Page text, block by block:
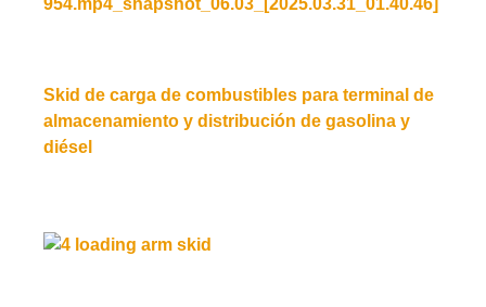
Skid de carga de combustibles para terminal de
almacenamiento y distribución de gasolina y
diésel